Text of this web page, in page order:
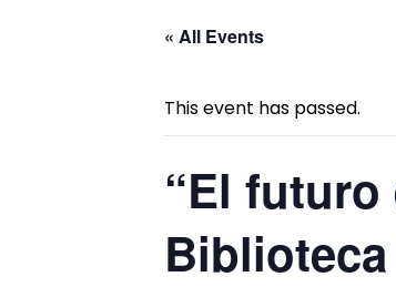
« All Events
This event has passed.
“El